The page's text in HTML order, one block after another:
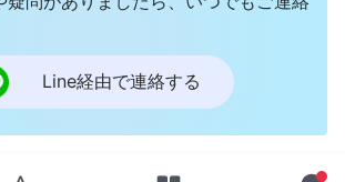
Line経由で連絡する